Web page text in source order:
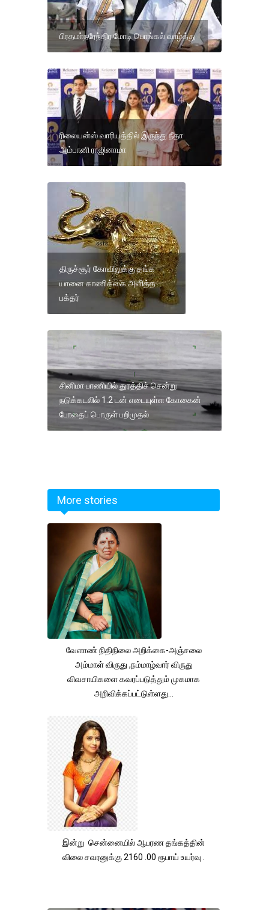
பிரதமா்நரேந்திர மோடி பொங்கல் வாழ்த்து
ரிலையன்ஸ் வாரியத்தில் இருந்து நீதா
அம்பானி ராஜினாமா
திருச்சூர் கோவிலுக்கு தங்க
யானை காணிக்கை அளித்த
பக்தர்
சினிமா பாணியில் துரத்திச் சென்று
நடுக்கடலில் 1.2 டன் எடையுள்ள கோகைன்
போதைப் பொருள் பறிமுதல்
More stories
வேளாண் நிதிநிலை அறிக்கை-அஞ்சலை
அம்மாள் விருது ,நம்மாழ்வார் விருது
விவசாயிகளை கவரப்படுத்தும் முகமாக
அறிவிக்கப்பட்டுள்ளது...
இன்று சென்னையில் ஆபரண தங்கத்தின்
விலை சவரனுக்கு 2160 .00 ரூபாய் உயர்வு .